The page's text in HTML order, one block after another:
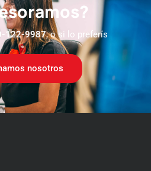
122-9987, o si lo preferís
nosotros